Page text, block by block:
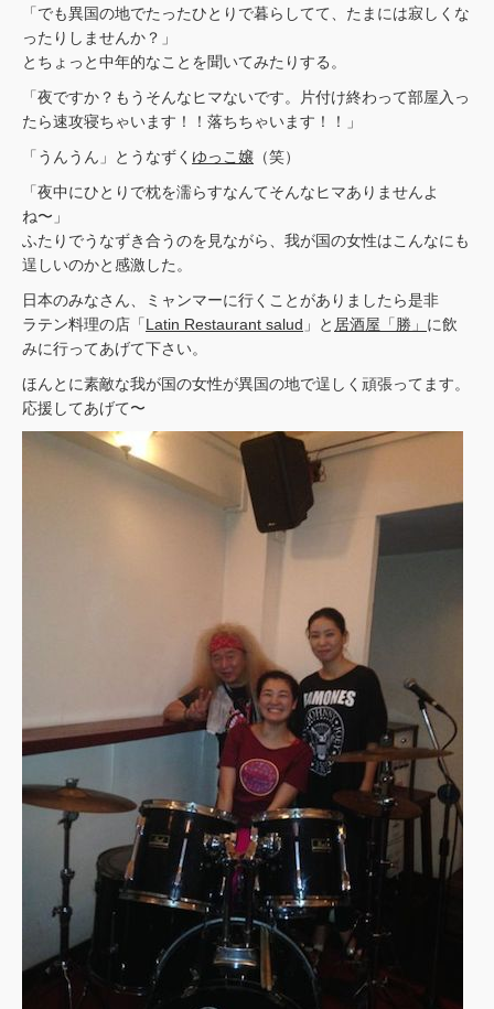
「でも異国の地でたったひとりで暮らしてて、たまには寂しくな
ったりしませんか？」
とちょっと中年的なことを聞いてみたりする。
「夜ですか？もうそんなヒマないです。片付け終わって部屋入っ
たら速攻寝ちゃいます！！落ちちゃいます！！」
「うんうん」とうなずく ゆっこ嬢 （笑）
「夜中にひとりで枕を濡らすなんてそんなヒマありませんよ
ね〜」
ふたりでうなずき合うのを見ながら、我が国の女性はこんなにも
逞しいのかと感激した。
日本のみなさん、ミャンマーに行くことがありましたら是非
ラテン料理の店「Latin Restaurant salud 」と 居酒屋「勝」 に飲
みに行ってあげて下さい。
ほんとに素敵な我が国の女性が異国の地で逞しく頑張ってます。
応援してあげて〜